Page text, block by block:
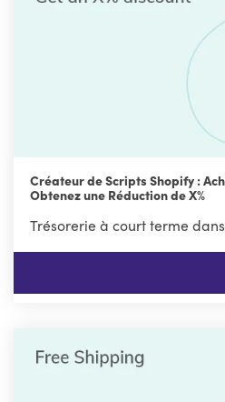
Créateur de Scripts Shopify :
Obtenez une Réduction de X%
Trésorerie à court terme